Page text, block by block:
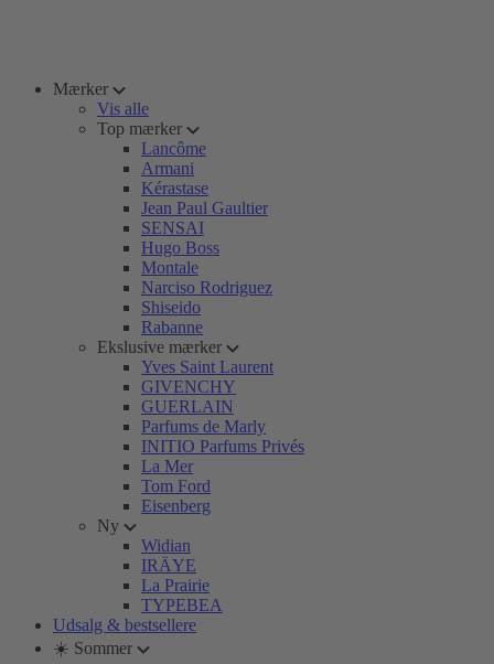
Mærker
Vis alle
Top mærker
Lancôme
Armani
Kérastase
Jean Paul Gaultier
SENSAI
Hugo Boss
Montale
Narciso Rodriguez
Shiseido
Rabanne
Ekslusive mærker
Yves Saint Laurent
GIVENCHY
GUERLAIN
Parfums de Marly
INITIO Parfums Privés
La Mer
Tom Ford
Eisenberg
Ny
Widian
IRÄYE
La Prairie
TYPEBEA
Udsalg & bestsellere
☀️ Sommer